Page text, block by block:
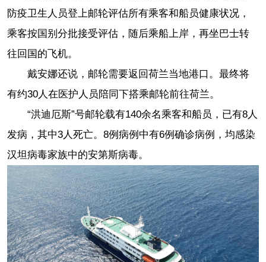
防疫卫生人员登上邮轮评估所有乘客和船员健康状况，
乘客按国别分批接受评估，随后乘船上岸，再坐巴士转
往回国的飞机。
戴安娜还说，邮轮需要返回荷兰当地港口。最终将
有约30人在医护人员陪同下搭乘邮轮前往荷兰。
“洪迪厄斯”号邮轮载有140余名乘客和船员，已有8人
发病，其中3人死亡。8例病例中有6例确诊病例，均感染
汉坦病毒家族中的安第斯病毒。